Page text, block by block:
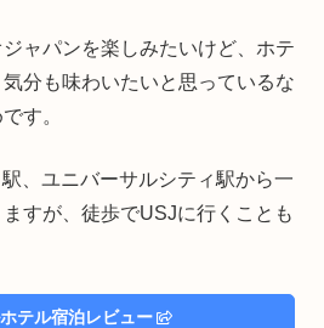
ャパンを楽しみたいけど、ホテ
分も味わいたいと思っているな
す。
、ユニバーサルシティ駅から一
すが、徒歩でUSJに行くことも
テル宿泊レビュー